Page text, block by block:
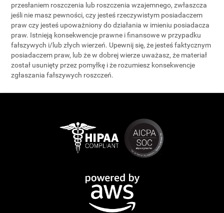
przesłaniem roszczenia lub roszczenia wzajemnego, zwłaszcza
jeśli nie masz pewności, czy jesteś rzeczywistym posiadaczem
praw czy jesteś upoważniony do działania w imieniu posiadacza
praw. Istnieją konsekwencje prawne i finansowe w przypadku
fałszywych i/lub złych wierzeń. Upewnij się, że jesteś faktycznym
posiadaczem praw, lub że w dobrej wierze uważasz, że materiał
został usunięty przez pomyłkę i że rozumiesz konsekwencje
zgłaszania fałszywych roszczeń.